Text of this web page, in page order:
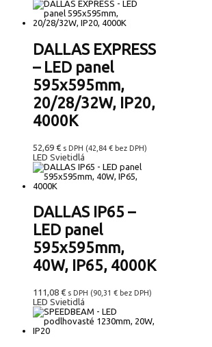
DALLAS EXPRESS
– LED panel
595x595mm,
20/28/32W, IP20,
4000K
52,69 € s DPH (42,84 € bez DPH)
LED Svietidlá
DALLAS IP65 –
LED panel
595x595mm,
40W, IP65, 4000K
111,08 € s DPH (90,31 € bez DPH)
LED Svietidlá